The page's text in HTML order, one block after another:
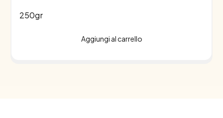
250gr
Aggiungi al carrello